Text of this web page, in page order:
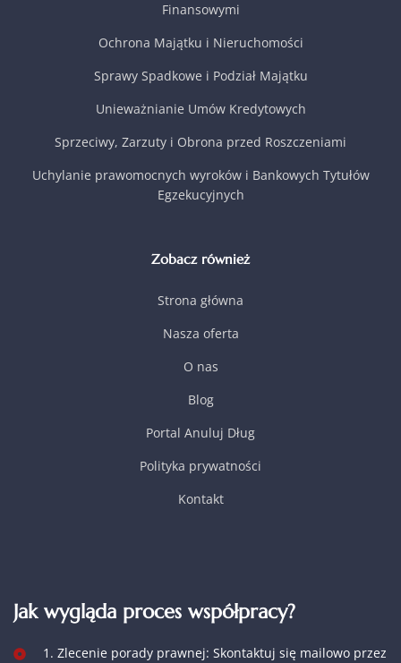
Finansowymi
Ochrona Majątku i Nieruchomości
Sprawy Spadkowe i Podział Majątku
Unieważnianie Umów Kredytowych
Sprzeciwy, Zarzuty i Obrona przed Roszczeniami
Uchylanie prawomocnych wyroków i Bankowych Tytułów
Egzekucyjnych
Zobacz również
Strona główna
Nasza oferta
O nas
Blog
Portal Anuluj Dług
Polityka prywatności
Kontakt
Jak wygląda proces współpracy?
1. Zlecenie porady prawnej: Skontaktuj się mailowo przez